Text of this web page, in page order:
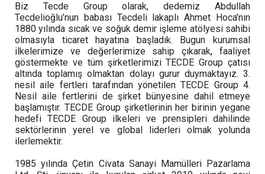
Biz Tecde Group olarak, dedemiz Abdullah
Tecdelioğlu’nun babası Tecdeli lakaplı Ahmet Hoca’nın
1880 yılında sıcak ve soğuk demir işleme atölyesi sahibi
olmasıyla ticaret hayatına başladık. Bugun kurumsal
ilkelerimize ve değerlerimize sahip çıkarak, faaliyet
göstermekte ve tüm şirketlerimizi TECDE Group çatısı
altında toplamış olmaktan dolayı gurur duymaktayız. 3.
nesil aile fertleri tarafından yönetilen TECDE Group 4.
Nesil aile fertlerini de şirket bünyesine dahil etmeye
başlamıştır. TECDE Group şirketlerinin her birinin yegane
hedefi TECDE Group ilkeleri ve prensipleri dahilinde
sektörlerinin yerel ve global liderleri olmak yolunda
ilerlemektir.
1985 yılında Çetin Civata Sanayi Mamülleri Pazarlama